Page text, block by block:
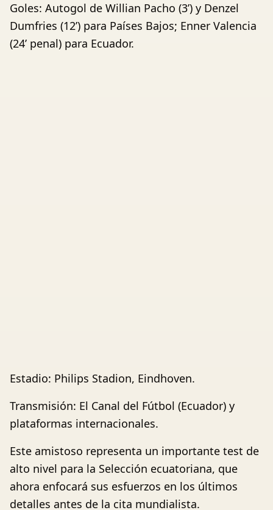
Goles: Autogol de Willian Pacho (3’) y Denzel
Dumfries (12’) para Países Bajos; Enner Valencia
(24’ penal) para Ecuador.
Estadio: Philips Stadion, Eindhoven.
Transmisión: El Canal del Fútbol (Ecuador) y
plataformas internacionales.
Este amistoso representa un importante test de
alto nivel para la Selección ecuatoriana, que
ahora enfocará sus esfuerzos en los últimos
detalles antes de la cita mundialista.